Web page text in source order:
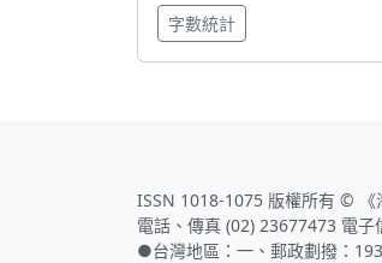
字數統計
ISSN 1018-1075 版權所有 © 《
電話、傳真 (02) 23677473 電子
●台灣地區：一、郵政劃撥：